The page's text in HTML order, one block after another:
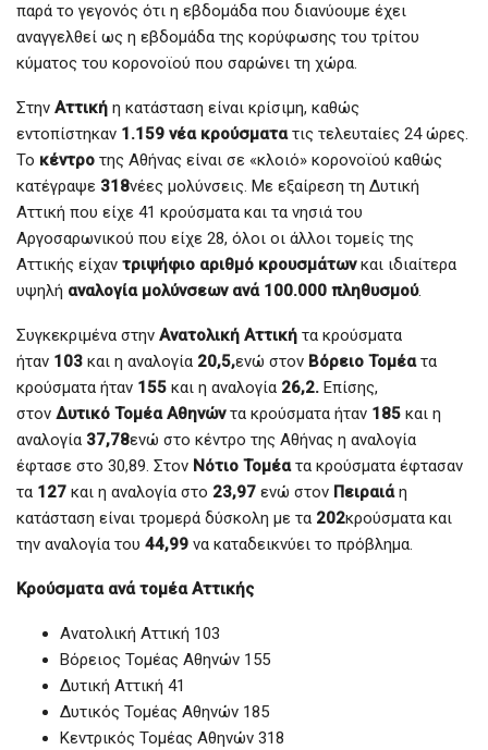
παρά το γεγονός ότι η εβδομάδα που διανύουμε έχει
αναγγελθεί ως η εβδομάδα της κορύφωσης του τρίτου
κύματος του κορονοϊού που σαρώνει τη χώρα.
Στην Αττική η κατάσταση είναι κρίσιμη, καθώς
εντοπίστηκαν 1.159 νέα κρούσματατις τελευταίες 24 ώρες.
Το κέντρο της Αθήνας είναι σε «κλοιό» κορονοϊού καθώς
κατέγραψε 318νέες μολύνσεις. Με εξαίρεση τη Δυτική
Αττική που είχε 41 κρούσματα και τα νησιά του
Αργοσαρωνικού που είχε 28, όλοι οι άλλοι τομείς της
Αττικής είχαν τριψήφιο αριθμό κρουσμάτωνκαι ιδιαίτερα
υψηλή αναλογία μολύνσεων ανά 100.000 πληθυσμού.
Συγκεκριμένα στην Ανατολική Αττική τα κρούσματα
ήταν 103 και η αναλογία 20,5,ενώ στον Βόρειο Τομέατα
κρούσματα ήταν 155 και η αναλογία 26,2. Επίσης,
στον Δυτικό Τομέα Αθηνώντα κρούσματα ήταν 185 και η
αναλογία 37,78ενώ στο κέντρο της Αθήνας η αναλογία
έφτασε στο 30,89. Στον Νότιο Τομέατα κρούσματα έφτασαν
τα 127 και η αναλογία στο 23,97 ενώ στον Πειραιάη
κατάσταση είναι τρομερά δύσκολη με τα 202κρούσματα και
την αναλογία του 44,99 να καταδεικνύει το πρόβλημα.
Κρούσματα ανά τομέα Αττικής
Ανατολική Αττική 103
Βόρειος Τομέας Αθηνών 155
Δυτική Αττική 41
Δυτικός Τομέας Αθηνών 185
Κεντρικός Τομέας Αθηνών 318